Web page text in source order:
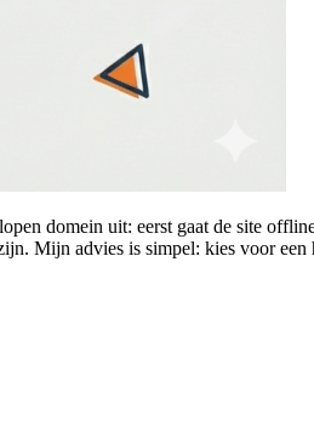
domein uit: eerst gaat de site
Mijn advies is simpel: kies voor